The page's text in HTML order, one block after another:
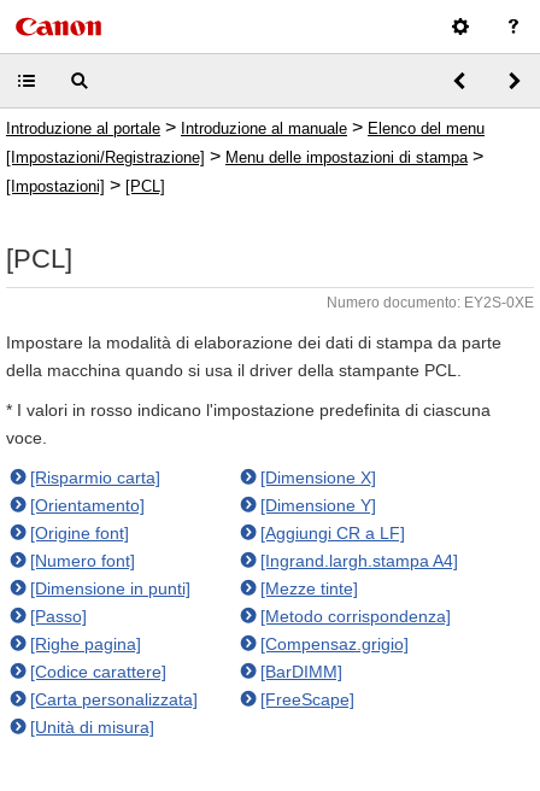
Introduzione al portale > Introduzione al manuale > Elenco del menu
[Impostazioni/Registrazione] > Menu delle impostazioni di stampa >
[Impostazioni] > [PCL]
[PCL]
Numero documento: EY2S-0XE
Impostare la modalità di elaborazione dei dati di stampa da parte
della macchina quando si usa il driver della stampante PCL.
* I valori in rosso indicano l'impostazione predefinita di ciascuna
voce.
[Risparmio carta]
[Orientamento]
[Origine font]
[Numero font]
[Dimensione in punti]
[Passo]
[Righe pagina]
[Codice carattere]
[Carta personalizzata]
[Unità di misura]
[Dimensione X]
[Dimensione Y]
[Aggiungi CR a LF]
[Ingrand.largh.stampa A4]
[Mezze tinte]
[Metodo corrispondenza]
[Compensaz.grigio]
[BarDIMM]
[FreeScape]